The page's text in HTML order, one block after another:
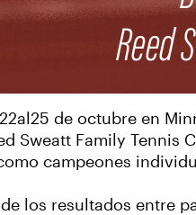
de octubre en
Sweatt Family
campeones
los resultados entre